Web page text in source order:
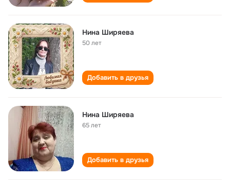
Нина Ширяева
50 лет
Добавить в друзья
Нина Ширяева
65 лет
Добавить в друзья